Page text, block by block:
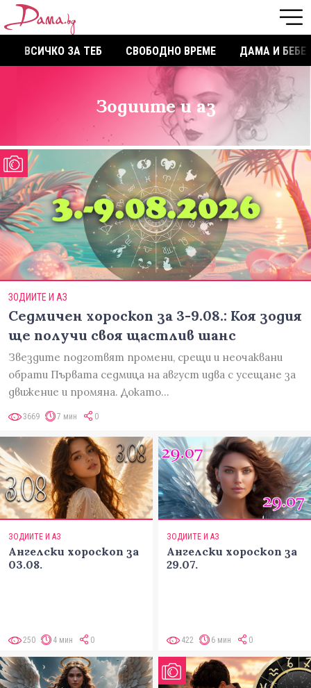
ВСИЧКО ЗА ТЕБ СВОБОДНО ВРЕМЕ ДАМА И БЕБЕ
Зодиите и аз
ЗОДИИТЕ И АЗ
Седмичен хороскоп за 3-9.08.: Коя зодия
ще получи своя щастлив шанс
Звездите подготвят промени, срещи и неочаквани
обрати Първата седмица на август идва с усещане за
движение и промяна. Докато…
3669 7 мин 0
ЗОДИИТЕ И АЗ
Ангелски хороскоп за
03.08.
250 4 мин 0
ЗОДИИТЕ И АЗ
Ангелски хороскоп за
29.07.
422 6 мин 0